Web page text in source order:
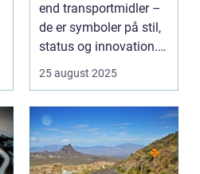
end transportmidler –
de er symboler på stil,
status og innovation.
...
25 august 2025